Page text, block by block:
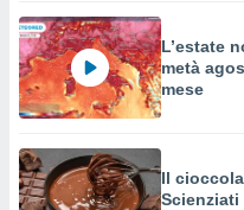
L’estate
metà
mese
Il